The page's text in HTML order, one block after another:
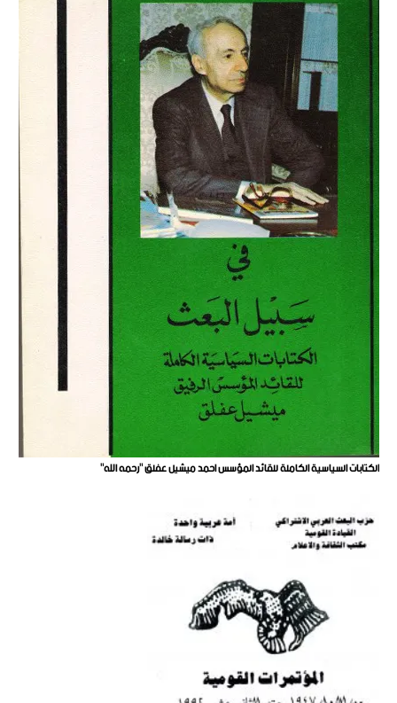
الكتابات السياسية الكاملة للقائد المؤسس احمد ميشيل عفلق "رحمه الله"